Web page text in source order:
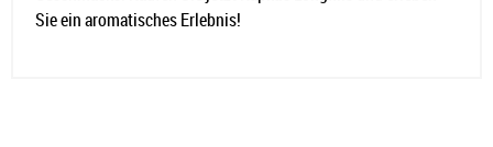
Sie ein aromatisches Erlebnis!